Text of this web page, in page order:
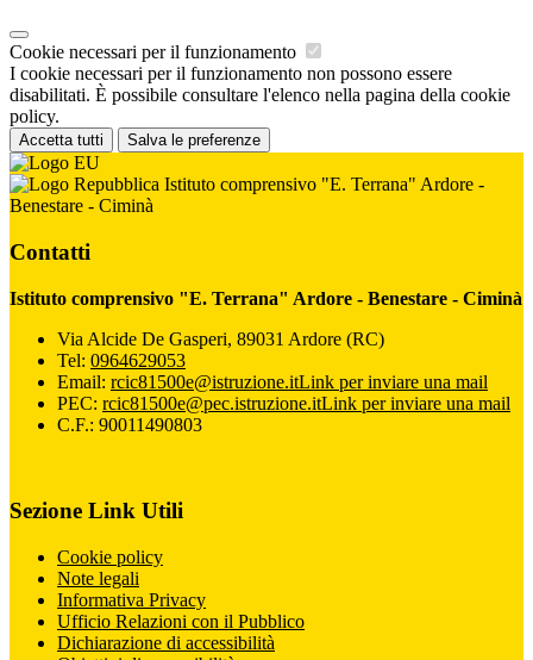
Cookie necessari per il funzionamento
I cookie necessari per il funzionamento non possono essere
disabilitati. È possibile consultare l'elenco nella pagina della cookie
policy.
Accetta tutti Salva le preferenze
Istituto comprensivo "E. Terrana" Ardore -
Benestare - Ciminà
Contatti
Istituto comprensivo "E. Terrana" Ardore - Benestare - Ciminà
Via Alcide De Gasperi, 89031 Ardore (RC)
Tel: 0964629053
Email: rcic81500e@istruzione.itLink per inviare una mail
PEC: rcic81500e@pec.istruzione.itLink per inviare una mail
C.F.: 90011490803
Sezione Link Utili
Cookie policy
Note legali
Informativa Privacy
Ufficio Relazioni con il Pubblico
Dichiarazione di accessibilità